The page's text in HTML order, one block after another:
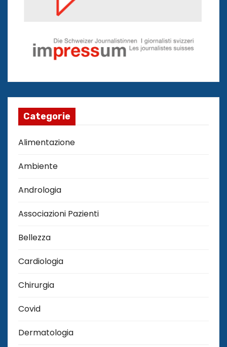
Categorie
Alimentazione
Ambiente
Andrologia
Associazioni Pazienti
Bellezza
Cardiologia
Chirurgia
Covid
Dermatologia